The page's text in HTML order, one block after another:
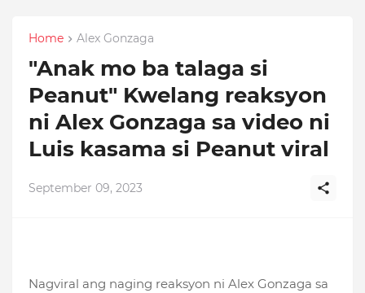
Home Alex Gonzaga
"Anak mo ba talaga si
Peanut" Kwelang reaksyon
ni Alex Gonzaga sa video ni
Luis kasama si Peanut viral
September 09, 2023
Nagviral ang naging reaksyon ni Alex Gonzaga sa